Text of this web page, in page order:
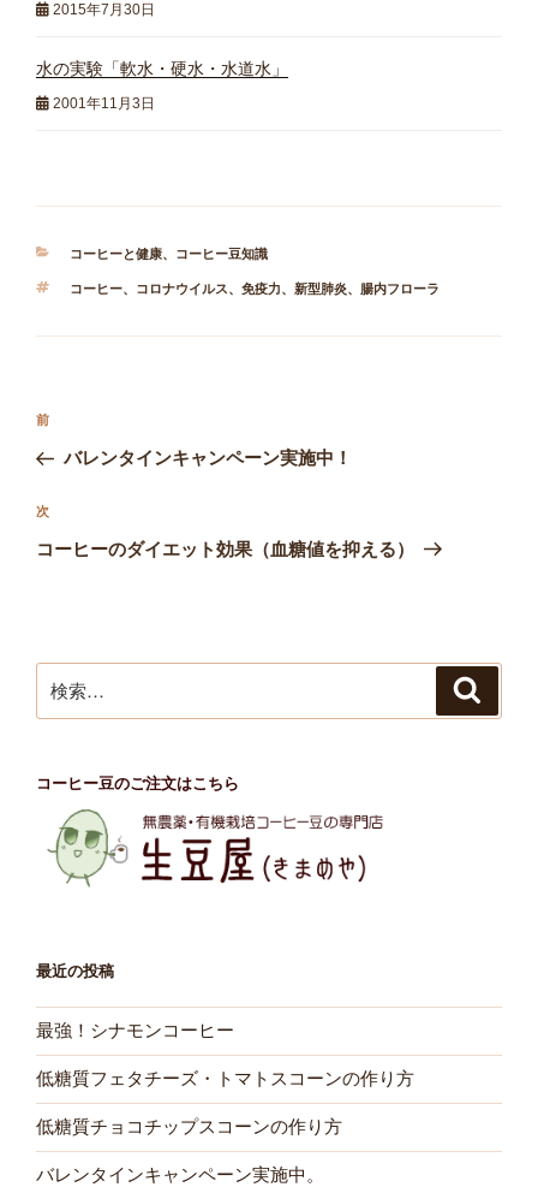
2015年7月30日
水の実験「軟水・硬水・水道水」
2001年11月3日
カ
ゴ
ー
コーヒーと健康、 コーヒー豆知識
タ
コーヒー、 コロナウイルス、 免疫力、 新型肺炎、 腸内フローラ
投
ナ
ビ
ゲ
ン
前
の
稿
前
バレンタインキャンペーン実施中！
次
の
次
コーヒーのダイエット効果（血糖値を抑える）
索:
コーヒー豆のご注文はこちら
最近の投稿
最強！シナモンコーヒー
低糖質フェタチーズ・トマトスコーンの作り方
低糖質チョコチップスコーンの作り方
バレンタインキャンペーン実施中。